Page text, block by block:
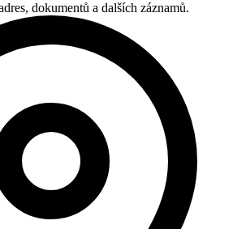
dokumentů a dalších záznamů.